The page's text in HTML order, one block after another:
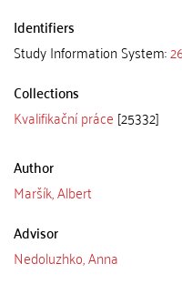
Identifiers
Study Information System:
Collections
Kvalifikační práce [25332]
Author
Maršík, Albert
Advisor
Nedoluzhko, Anna